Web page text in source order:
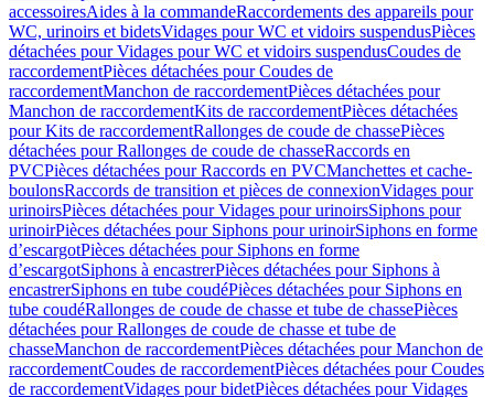
accessoiresAides à la commandeRaccordements des appareils pour
WC, urinoirs et bidetsVidages pour WC et vidoirs suspendusPièces
détachées pour Vidages pour WC et vidoirs suspendusCoudes de
raccordementPièces détachées pour Coudes de
raccordementManchon de raccordementPièces détachées pour
Manchon de raccordementKits de raccordementPièces détachées
pour Kits de raccordementRallonges de coude de chassePièces
détachées pour Rallonges de coude de chasseRaccords en
PVCPièces détachées pour Raccords en PVCManchettes et cache-
boulonsRaccords de transition et pièces de connexionVidages pour
urinoirsPièces détachées pour Vidages pour urinoirsSiphons pour
urinoirPièces détachées pour Siphons pour urinoirSiphons en forme
d’escargotPièces détachées pour Siphons en forme
d’escargotSiphons à encastrerPièces détachées pour Siphons à
encastrerSiphons en tube coudéPièces détachées pour Siphons en
tube coudéRallonges de coude de chasse et tube de chassePièces
détachées pour Rallonges de coude de chasse et tube de
chasseManchon de raccordementPièces détachées pour Manchon de
raccordementCoudes de raccordementPièces détachées pour Coudes
de raccordementVidages pour bidetPièces détachées pour Vidages